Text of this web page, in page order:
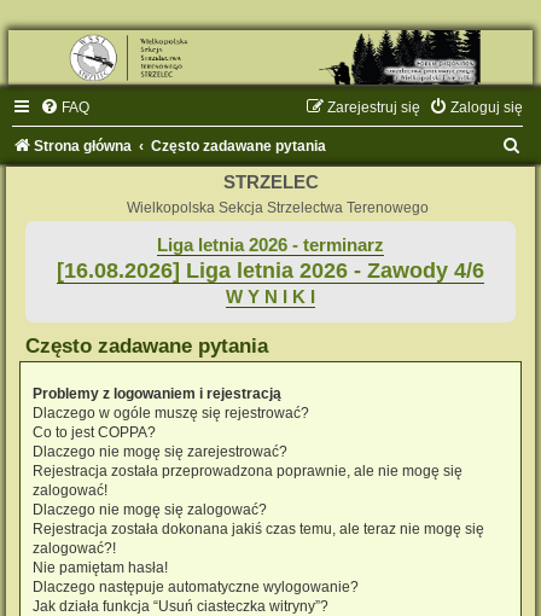
FAQ Zaloguj się
Zarejestruj się
Strona główna Często zadawane pytania
STRZELEC
Wielkopolska Sekcja Strzelectwa Terenowego
Liga letnia 2026 - terminarz
[16.08.2026] Liga letnia 2026 - Zawody 4/6
W Y N I K I
Często zadawane pytania
Problemy z logowaniem i rejestracją
Dlaczego w ogóle muszę się rejestrować?
Co to jest COPPA?
Dlaczego nie mogę się zarejestrować?
Rejestracja została przeprowadzona poprawnie, ale nie mogę się
zalogować!
Dlaczego nie mogę się zalogować?
Rejestracja została dokonana jakiś czas temu, ale teraz nie mogę się
zalogować?!
Nie pamiętam hasła!
Dlaczego następuje automatyczne wylogowanie?
Jak działa funkcja “Usuń ciasteczka witryny”?